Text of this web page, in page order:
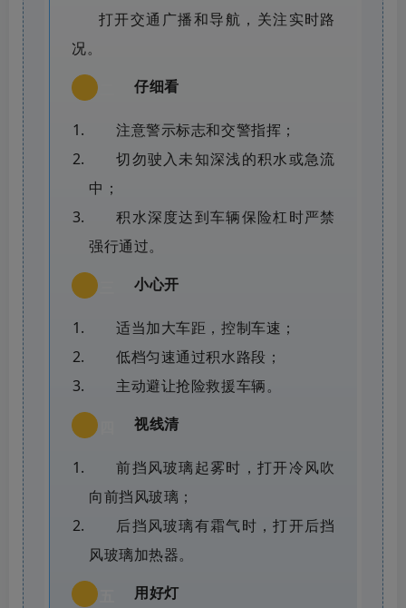
打开交通广播和导航，关注实时路
况。
仔细看
注意警示标志和交警指挥；
切勿驶入未知深浅的积水或急流
中；
积水深度达到车辆保险杠时严禁
强行通过。
小心开
适当加大车距，控制车速；
低档匀速通过积水路段；
主动避让抢险救援车辆。
视线清
前挡风玻璃起雾时，打开冷风吹
向前挡风玻璃；
后挡风玻璃有霜气时，打开后挡
风玻璃加热器。
用好灯